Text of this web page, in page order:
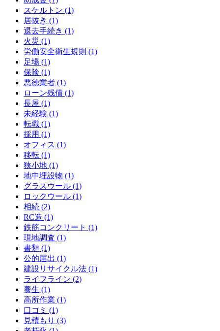
スケルトン (1)
居抜き (1)
退去手続き (1)
火災 (1)
労働安全衛生規則 (1)
足場 (1)
保険 (1)
悪徳業者 (1)
ローン残債 (1)
長屋 (1)
未経験 (1)
転職 (1)
採用 (1)
オフィス (1)
移転 (1)
狭小地 (1)
地中埋設物 (1)
グラスウール (1)
ロックウール (1)
相続 (2)
RC造 (1)
鉄筋コンクリート (1)
現地調査 (1)
書類 (1)
公的届出 (1)
建設リサイクル法 (1)
ライフライン (2)
養生 (1)
高所作業 (1)
口コミ (1)
見積もり (3)